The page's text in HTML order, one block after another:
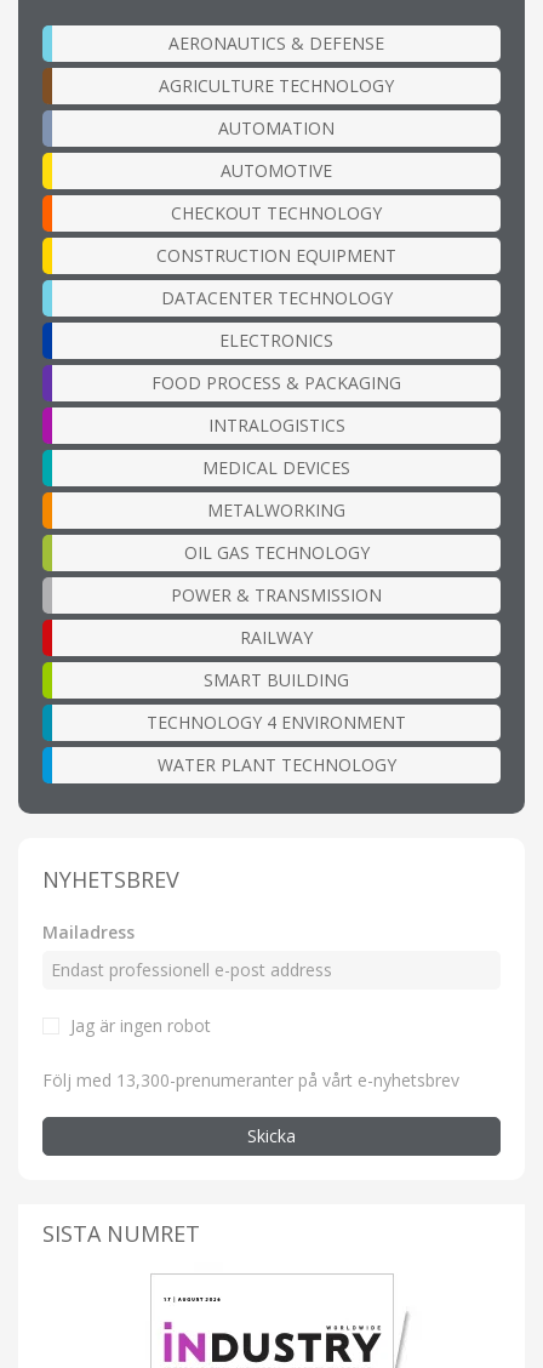
AERONAUTICS & DEFENSE
AGRICULTURE TECHNOLOGY
AUTOMATION
AUTOMOTIVE
CHECKOUT TECHNOLOGY
CONSTRUCTION EQUIPMENT
DATACENTER TECHNOLOGY
ELECTRONICS
FOOD PROCESS & PACKAGING
INTRALOGISTICS
MEDICAL DEVICES
METALWORKING
OIL GAS TECHNOLOGY
POWER & TRANSMISSION
RAILWAY
SMART BUILDING
TECHNOLOGY 4 ENVIRONMENT
WATER PLANT TECHNOLOGY
NYHETSBREV
Mailadress
Jag är ingen robot
Följ med 13,300-prenumeranter på vårt e-nyhetsbrev
Skicka
SISTA NUMRET